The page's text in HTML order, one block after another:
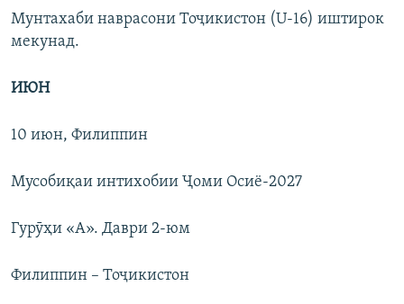
Мунтахаби наврасони Тоҷикистон (U-16) иштирок
мекунад.
ИЮН
10 июн, Филиппин
Мусобиқаи интихобии Ҷоми Осиё-2027
Гурӯҳи «А». Даври 2-юм
Филиппин – Тоҷикистон